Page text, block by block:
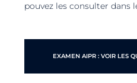
pouvez les consulter dans
EXAMEN AIPR : VOIR LES